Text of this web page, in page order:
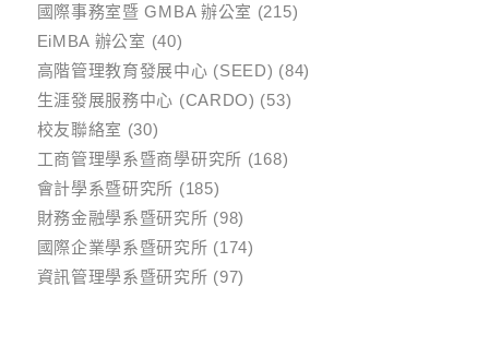
國際事務室暨 GMBA 辦公室 (215)
EiMBA 辦公室 (40)
高階管理教育發展中心 (SEED) (84)
生涯發展服務中心 (CARDO) (53)
校友聯絡室 (30)
工商管理學系暨商學研究所 (168)
會計學系暨研究所 (185)
財務金融學系暨研究所 (98)
國際企業學系暨研究所 (174)
資訊管理學系暨研究所 (97)